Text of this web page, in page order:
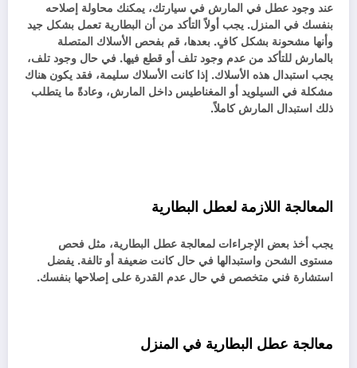
عند وجود عطل في المارش في سيارتك، يمكنك محاولة إصلاحه
بنفسك في المنزل. يجب أولاً التأكد من أن البطارية تعمل بشكل جيد
وأنها مشحونة بشكل كافٍ. بعدها، قم بفحص الأسلاك المتصلة
بالمارش للتأكد من عدم وجود تلف أو قطع فيها. في حال وجود تلف،
يجب استبدال هذه الأسلاك. إذا كانت الأسلاك سليمة، فقد يكون هناك
مشكلة في السيلويد أو المغناطيس داخل المارش، وعادةً ما يتطلب
ذلك استبدال المارش كاملاً.
المعالجة اللازمة لعطل البطارية
يجب أخذ بعض الإجراءات لمعالجة عطل البطارية، مثل فحص
مستوى الشحن واستبدالها في حال كانت ضعيفة أو تالفة. يفضل
استشارة فني متخصص في حال عدم القدرة على إصلاحها بنفسك.
معالجة عطل البطارية في المنزل